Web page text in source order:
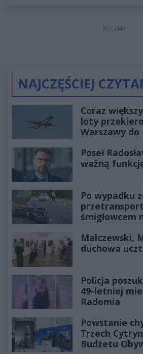
REKLAMA
NAJCZĘŚCIEJ
Coraz
loty
Warszawy do
Poseł
ważną
Po wypadku
śmigłowcem
Malczewski,
duchowa
Policja
49-letniej
Radomia
Powstanie
Trzech
Budżetu